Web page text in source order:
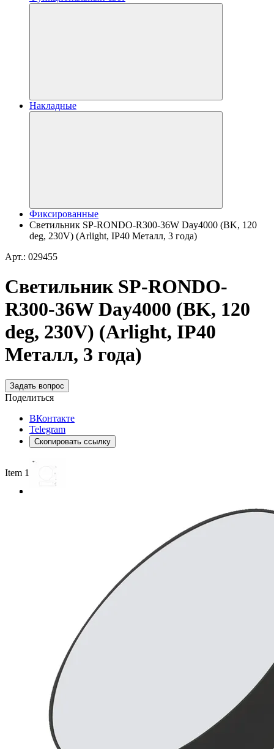
Накладные
Фиксированные
Светильник SP-RONDO-R300-36W Day4000 (BK, 120
deg, 230V) (Arlight, IP40 Металл, 3 года)
Арт.: 029455
Светильник SP-RONDO-
R300-36W Day4000 (BK, 120
deg, 230V) (Arlight, IP40
Металл, 3 года)
Задать вопрос
Поделиться
ВКонтакте
Telegram
Скопировать ссылку
Item 1 of 3